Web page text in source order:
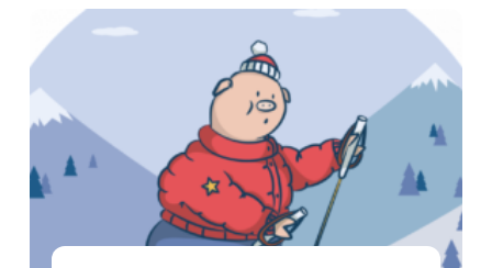
samlas de bästa spelarna från hela världen
för att tävla om titeln ...